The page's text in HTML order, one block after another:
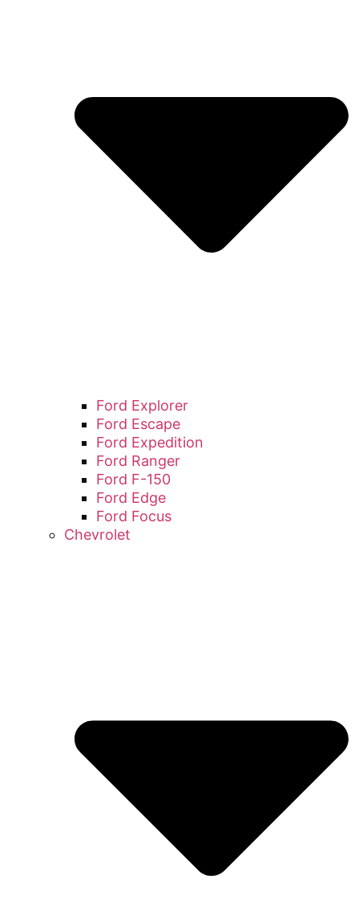
Ford Explorer
Ford Escape
Ford Expedition
Ford Ranger
Ford F-150
Ford Edge
Ford Focus
Chevrolet